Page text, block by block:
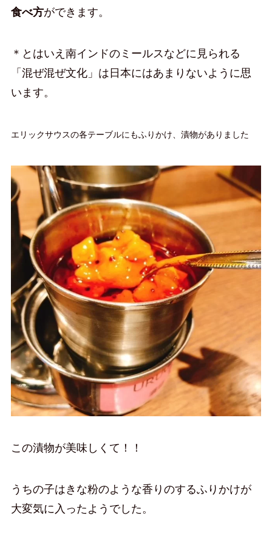
食べ方ができます。
＊とはいえ南インドのミールスなどに見られる
「混ぜ混ぜ文化」は日本にはあまりないように思
います。
エリックサウスの各テーブルにもふりかけ、漬物がありました
この漬物が美味しくて！！
うちの子はきな粉のような香りのするふりかけが
大変気に入ったようでした。